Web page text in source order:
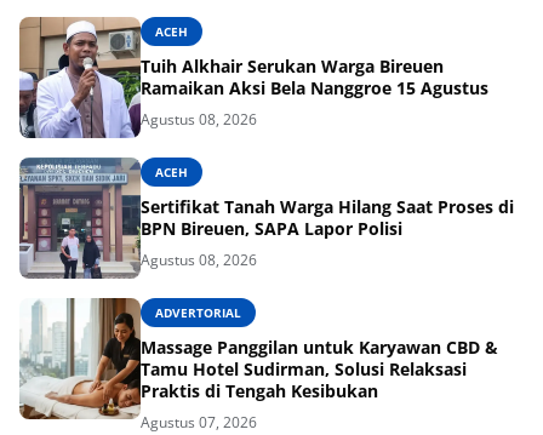
ACEH
Tuih Alkhair Serukan Warga Bireuen
Ramaikan Aksi Bela Nanggroe 15 Agustus
Agustus 08, 2026
ACEH
Sertifikat Tanah Warga Hilang Saat Proses di
BPN Bireuen, SAPA Lapor Polisi
Agustus 08, 2026
ADVERTORIAL
Massage Panggilan untuk Karyawan CBD &
Tamu Hotel Sudirman, Solusi Relaksasi
Praktis di Tengah Kesibukan
Agustus 07, 2026